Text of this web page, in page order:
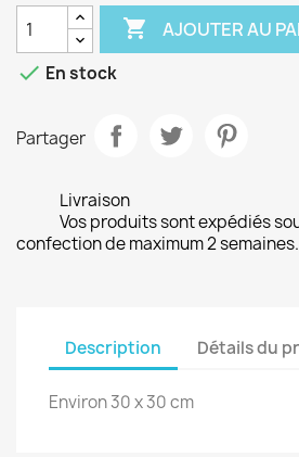
 AJOUTER AU
 En stock
Partager
Livraison
Vos produits sont expédiés
confection de maximum 2 semaines.
Description Détails du
Environ 30 x 30 cm